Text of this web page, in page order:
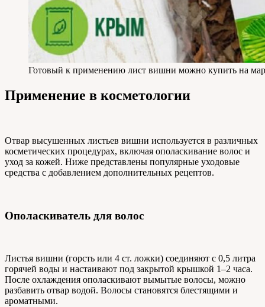
Готовый к применению лист вишни можно купить на
Применение в косметологии
Отвар высушенных листьев вишни используется в различных
косметических процедурах, включая ополаскивание волос и
уход за кожей. Ниже представлены популярные уходовые
средства с добавлением дополнительных рецептов.
Ополаскиватель для волос
Листья вишни (горсть или 4 ст. ложки) соединяют с 0,5 литра
горячей воды и настаивают под закрытой крышкой 1–2 часа.
После охлаждения ополаскивают вымытые волосы, можно
разбавить отвар водой. Волосы становятся блестящими и
ароматными.